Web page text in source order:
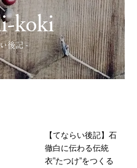
koki
後記 -
【てならい後記】石
徹白に伝わる伝統
衣”たつけ”をつくる